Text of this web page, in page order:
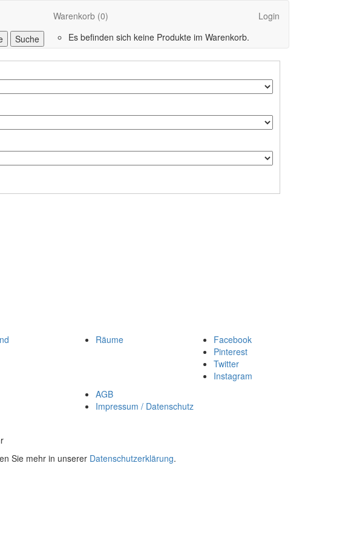
Suche
Warenkorb (0)
Es befinden sich keine Produkte im Warenkorb.
Login
Räume
Facebook
Pinterest
Twitter
Instagram
AGB
Impressum / Datenschutz
Sie mehr in unserer Datenschutzerklärung.